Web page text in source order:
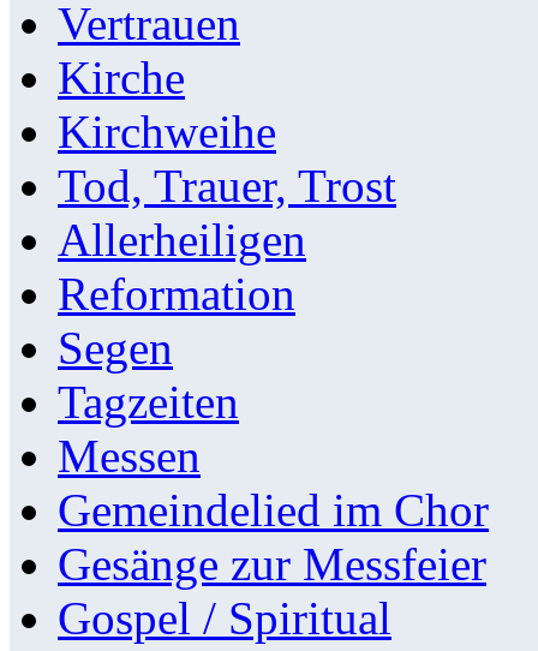
Vertrauen
Kirche
Kirchweihe
Tod, Trauer, Trost
Allerheiligen
Reformation
Segen
Tagzeiten
Messen
Gemeindelied im Chor
Gesänge zur Messfeier
Gospel / Spiritual